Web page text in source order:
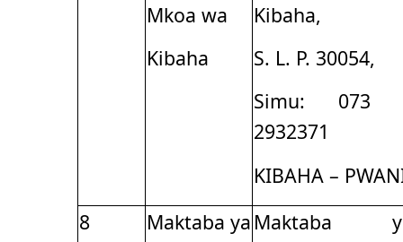
Mkoa wa
Kibaha
Kibaha,
S. L. P. 30054,
Simu: 073
2932371
KIBAHA –
8
Maktaba ya Maktaba